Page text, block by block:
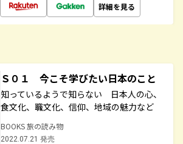
詳細を見る
Ｓ０１ 今こそ学びたい日本のこと
知っているようで知らない 日本人の心、
食文化、職文化、信仰、地域の魅力など
BOOKS 旅の読み物
2022.07.21 発売